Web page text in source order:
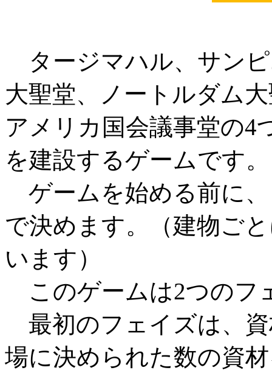
タージマハル、サン
大聖堂、ノートルダム
アメリカ国会議事堂の4
を建設するゲームです。
ゲームを始める前に
で決めます。（建物ご
います）
このゲームは2つのフ
最初のフェイズは、
場に決められた数の資